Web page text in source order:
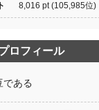
8,016 pt (105,985位)
ロフィール
である